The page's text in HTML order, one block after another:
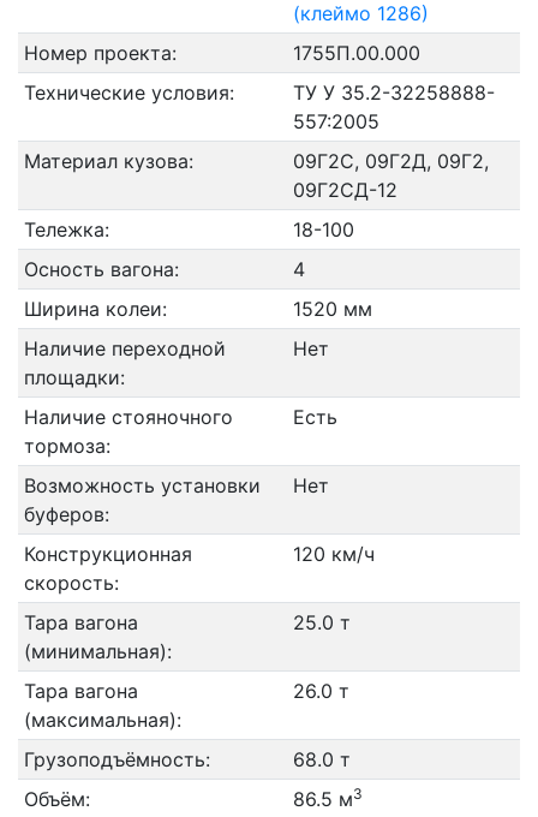
(клеймо 1286)
Номер проекта:
1755П.00.000
Технические условия:
ТУ У 35.2-32258888-
557:2005
Материал кузова:
09Г2С, 09Г2Д, 09Г2,
09Г2СД-12
Тележка:
18-100
Осность вагона:
4
Ширина колеи:
1520 мм
Наличие переходной
площадки:
Нет
Наличие стояночного
тормоза:
Есть
Возможность установки
буферов:
Нет
Конструкционная
скорость:
120 км/ч
Тара вагона
(минимальная):
25.0 т
Тара вагона
(максимальная):
26.0 т
Грузоподъёмность:
68.0 т
Объём:
86.5 м3